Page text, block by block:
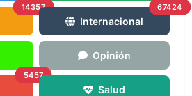
14357
Internacional
67424
Opinión
5457
Salud